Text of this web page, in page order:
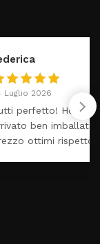
lettino che é
giorni.